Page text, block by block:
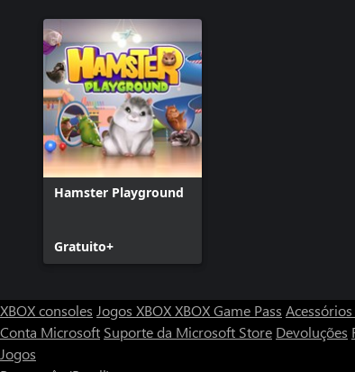
Hamster Playground
Gratuito+
XBOX consoles Jogos XBOXXBOX Game Pass
Conta Microsoft Suporte da Microsoft Store Devoluções
Jogos